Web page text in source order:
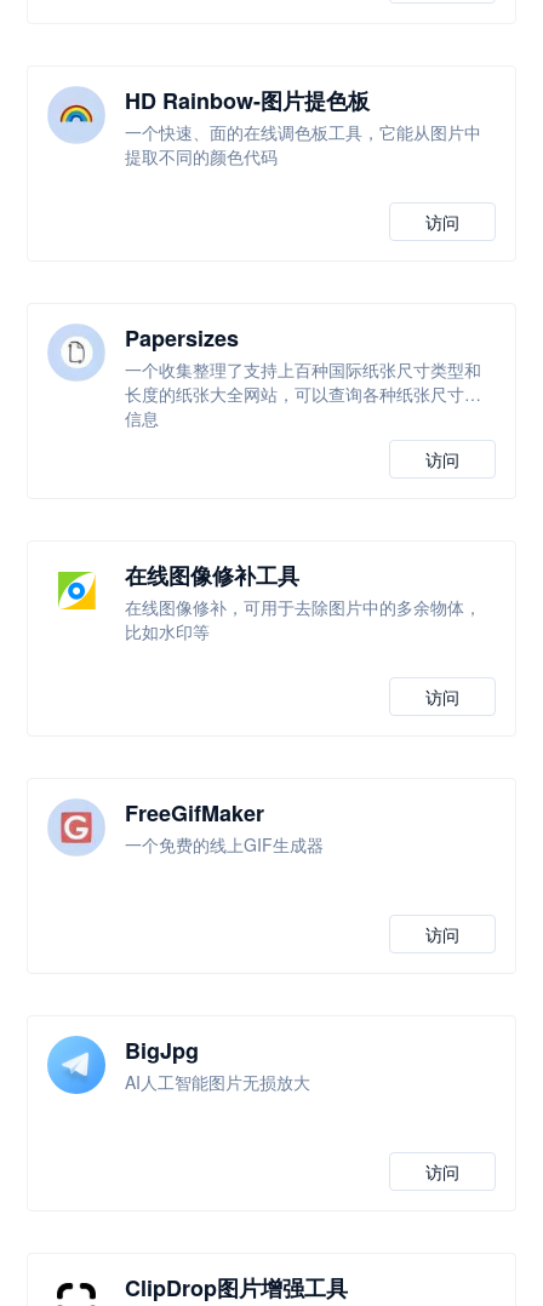
HD Rainbow-图片提色板
一个快速、面的在线调色板工具，它能从图片中
提取不同的颜色代码
访问
Papersizes
一个收集整理了支持上百种国际纸张尺寸类型和
长度的纸张大全网站，可以查询各种纸张尺寸等
信息
访问
在线图像修补工具
在线图像修补，可用于去除图片中的多余物体，
比如水印等
访问
FreeGifMaker
一个免费的线上GIF生成器
访问
BigJpg
AI人工智能图片无损放大
访问
ClipDrop图片增强工具